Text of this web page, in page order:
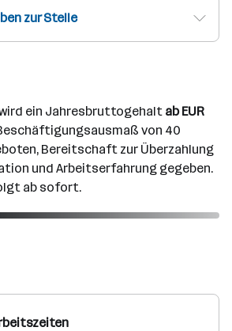
zur Stelle
ein Jahresbruttogehalt ab EUR
von 40
Bereitschaft zur Überzahlung
und Arbeitserfahrung gegeben.
ab sofort.